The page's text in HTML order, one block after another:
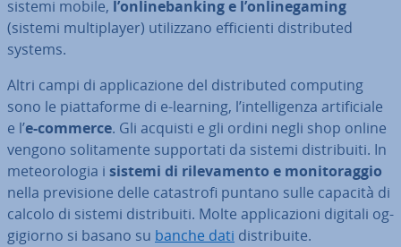
sistemi mobile, l’on­li­ne­ban­king e l’on­li­ne­ga­ming
(sistemi mul­ti­player) uti­liz­za­no ef­fi­cien­ti di­stri­bu­ted
systems.
Altri campi di ap­pli­ca­zio­ne del di­stri­bu­ted computing
sono le piat­ta­for­me di e-learning, l’in­tel­li­gen­za ar­ti­fi­cia­le
e l’e-commerce. Gli acquisti e gli ordini negli shop online
vengono so­li­ta­men­te sup­por­ta­ti da sistemi di­stri­bui­ti. In
me­teo­ro­lo­gia i sistemi di ri­le­va­men­to e mo­ni­to­rag­gio
nella pre­vi­sio­ne delle ca­ta­stro­fi puntano sulle capacità di
calcolo di sistemi di­stri­bui­ti. Molte ap­pli­ca­zio­ni digitali og­
gi­gior­no si basano su banche dati di­stri­bui­te.